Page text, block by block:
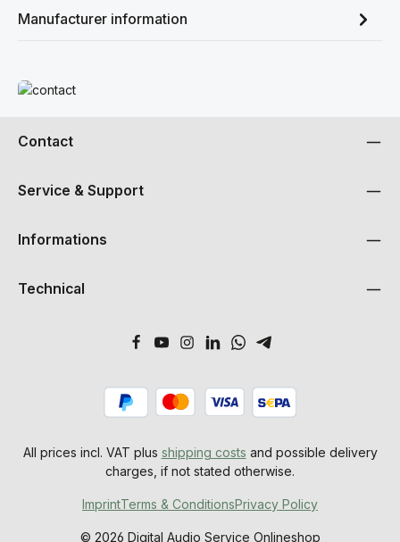
Manufacturer information
Read more
Contact
Service & Support
Informations
Technical
All prices incl. VAT plus shipping costs and possible delivery
charges, if not stated otherwise.
© 2026 Digital Audio Service Onlineshop
ImprintTerms & ConditionsPrivacy Policy